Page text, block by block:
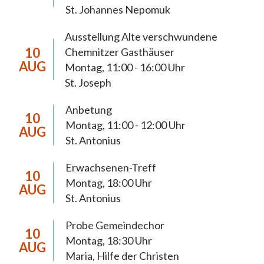
Schwerpunktsetzungen
Die Pastoralen Schwerpunktsetzungen
dienen der 2018 neugegründeten Pfarrei Hl.
Mutter Teresa Chemnitz zur Orientierung
anstehende pastorale, wirtschaftliche und
organisatorische Weichenstellungen werden
eine weiterreichende Tragweite haben und
müssen sich daraus begründen lassen. Die
anstehenden Prozesse möchten wir, die
Christinnen und Christen der Pfarrei
Chemnitz, im Licht des Evangeliums und im
Vertrauen auf die Möglichkeiten Gottes
gestalten. Dabei achten wir auf die Stimme
St. Johannes Nepomuk
10
AUG
Ausstellung Alte verschwundene
Chemnitzer Gasthäuser
Montag, 11:00 - 16:00 Uhr
St. Joseph
10
AUG
Anbetung
Montag, 11:00 - 12:00 Uhr
St. Antonius
10
AUG
Erwachsenen-Treff
Montag, 18:00 Uhr
St. Antonius
10
AUG
Probe Gemeindechor
Montag, 18:30 Uhr
Maria, Hilfe der Christen